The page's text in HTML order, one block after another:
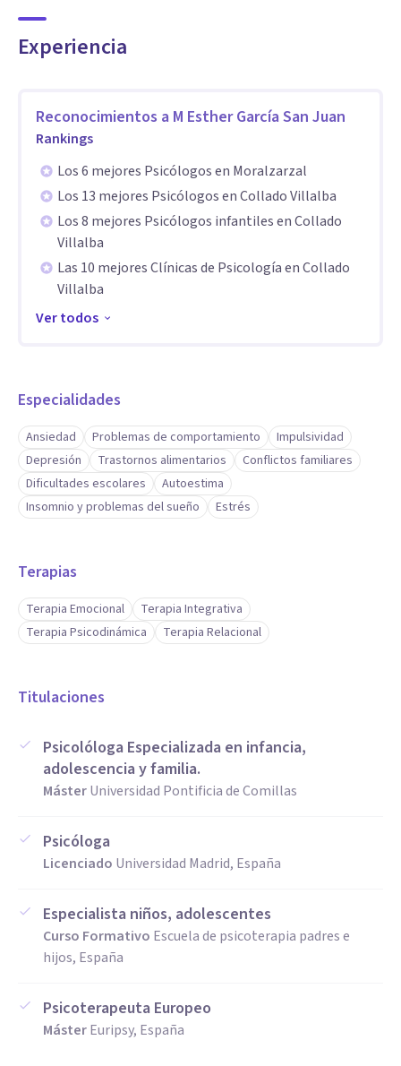
CONSULTA PRESENCIAL: Atiendo de manera presencial en
Villalba.
CONSULTA ONLINE: para aquellas personas sin posibilidad
de desplazarse o que prefieran tener la consulta en formato
online, realizó sesiones a través de videollamada.
Ofrezco una atención individualizada, confidencial y
profesional.
Experiencia
Reconocimientos a M Esther García San Juan
Rankings
Los 6 mejores Psicólogos en Moralzarzal
Los 13 mejores Psicólogos en Collado Villalba
Los 8 mejores Psicólogos infantiles en Collado
Villalba
Las 10 mejores Clínicas de Psicología en Collado
Villalba
Ver todos
Especialidades
Ansiedad Problemas de comportamiento
Impulsividad
Depresión
Trastornos alimentarios
Conflictos familiares
Dificultades escolares
Autoestima
Insomnio y problemas del sueño
Estrés
Terapias
Terapia Emocional
Terapia Integrativa
Terapia Psicodinámica
Terapia Relacional
Titulaciones
Psicolóloga Especializada en infancia,
adolescencia y familia.
MásterUniversidad Pontificia de Comillas
Psicóloga
Licenciado Universidad Madrid, España
Especialista niños, adolescentes
Curso Formativo Escuela de psicoterapia padres e
hijos, España
Psicoterapeuta Europeo
MásterEuripsy, España